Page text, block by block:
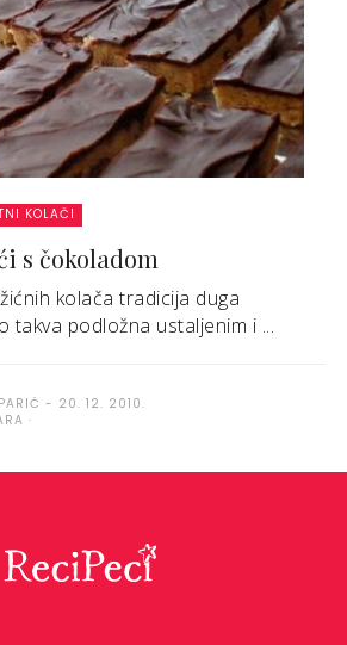
KOLAČI
s čokoladom
kolača tradicija duga
takva podložna ustaljenim i ...
20. 12. 2010.